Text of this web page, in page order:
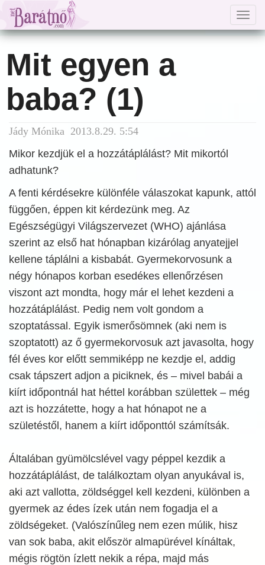
Mit egyen a
baba? (1)
Jády Mónika 2013.8.29. 5:54
Mikor kezdjük el a hozzátáplálást? Mit mikortól
adhatunk?
A fenti kérdésekre különféle válaszokat kapunk, attól
függően, éppen kit kérdezünk meg. Az
Egészségügyi Világszervezet (WHO) ajánlása
szerint az első hat hónapban kizárólag anyatejjel
kellene táplálni a kisbabát. Gyermekorvosunk a
négy hónapos korban esedékes ellenőrzésen
viszont azt mondta, hogy már el lehet kezdeni a
hozzátáplálást. Pedig nem volt gondom a
szoptatással. Egyik ismerősömnek (aki nem is
szoptatott) az ő gyermekorvosuk azt javasolta, hogy
fél éves kor előtt semmiképp ne kezdje el, addig
csak tápszert adjon a piciknek, és – mivel babái a
kiírt időpontnál hat héttel korábban születtek – még
azt is hozzátette, hogy a hat hónapot ne a
születéstől, hanem a kiírt időponttól számítsák.
Általában gyümölcslével vagy péppel kezdik a
hozzátáplálást, de találkoztam olyan anyukával is,
aki azt vallotta, zöldséggel kell kezdeni, különben a
gyermek az édes ízek után nem fogadja el a
zöldségeket. (Valószínűleg nem ezen múlik, hisz
van sok baba, akit először almapürével kínáltak,
mégis rögtön ízlett nekik a répa, majd más